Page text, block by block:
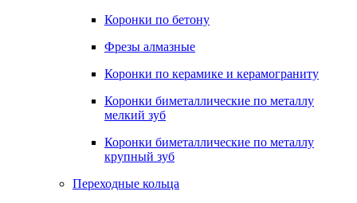
Коронки по бетону
Фрезы алмазные
Коронки по керамике и керамограниту
Коронки биметаллические по металлу
мелкий зуб
Коронки биметаллические по металлу
крупный зуб
Переходные кольца